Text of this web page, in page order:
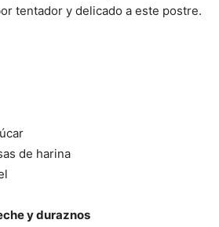
tentador y delicado a este postre.
de harina
y duraznos